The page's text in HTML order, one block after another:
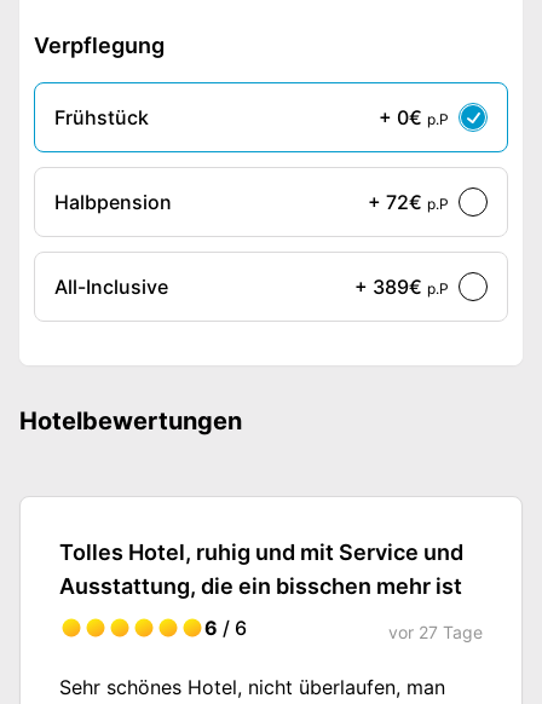
Verpflegung
Frühstück + 0€ p.P
Halbpension + 72€ p.P
All-Inclusive + 389€ p.P
Hotelbewertungen
Tolles Hotel, ruhig und mit Service und
Ausstattung, die ein bisschen mehr ist
6 / 6 vor 27 Tage
Sehr schönes Hotel, nicht überlaufen, man